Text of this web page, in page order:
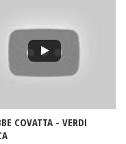
COVATTA - VERDI